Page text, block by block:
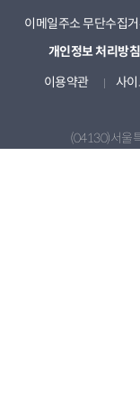
이메일주소 무단수집
개인정보 처리방침
이용약관
사
(04130)서울